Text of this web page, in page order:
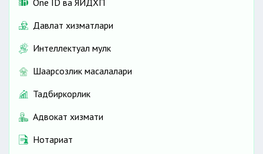
Давлат хизматлари
Интеллектуал мулк
Шаҳарсозлик масалалари
Тадбиркорлик
Адвокат хизмати
Нотариат